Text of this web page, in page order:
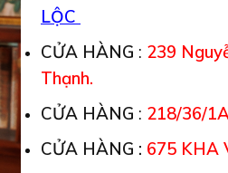
LỘC
CỬA HÀNG : 239
Thạnh.
CỬA HÀNG : 218/36/
CỬA HÀNG : 675 KHA